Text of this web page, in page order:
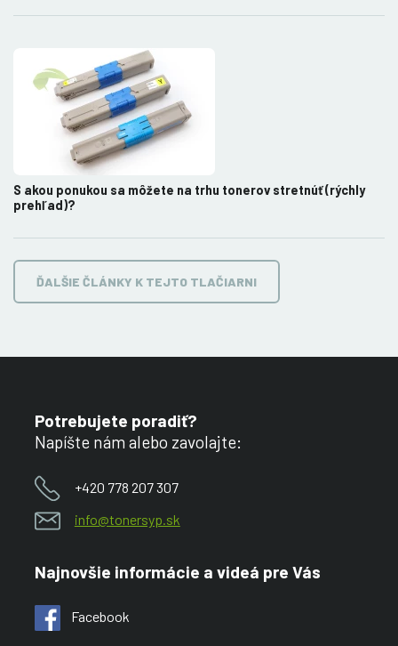
S akou ponukou sa môžete na trhu tonerov stretnúť (rýchly
prehľad)?
ĎALŠIE ČLÁNKY K TEJTO TLAČIARNI
Potrebujete poradiť?
Napíšte nám alebo zavolajte:
+420 778 207 307
info@tonersyp.sk
Najnovšie informácie a videá pre Vás
Facebook